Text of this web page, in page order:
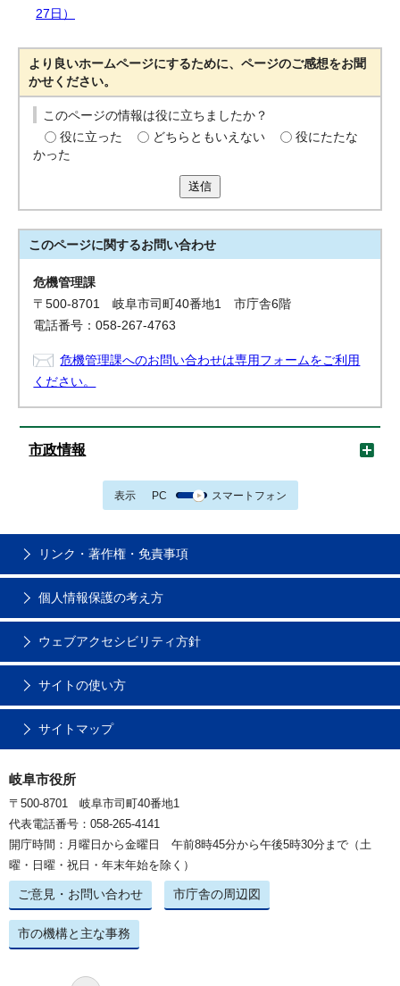
27日）
より良いホームページにするために、ページのご感想をお聞
かせください。
このページの情報は役に立ちましたか？
役に立った
どちらともいえない
役にたたな
かった
送信
このページに関するお問い合わせ
危機管理課
〒500-8701 岐阜市司町40番地1 市庁舎6階
電話番号：058-267-4763
危機管理課へのお問い合わせは専用フォームをご利用
ください。
市政情報
表示 PC スマートフォン
リンク・著作権・免責事項
個人情報保護の考え方
ウェブアクセシビリティ方針
サイトの使い方
サイトマップ
岐阜市役所
〒500-8701 岐阜市司町40番地1
代表電話番号：058-265-4141
開庁時間：月曜日から金曜日 午前8時45分から午後5時30分まで（土
曜・日曜・祝日・年末年始を除く）
ご意見・お問い合わせ 市庁舎の周辺図
市の機構と主な事務